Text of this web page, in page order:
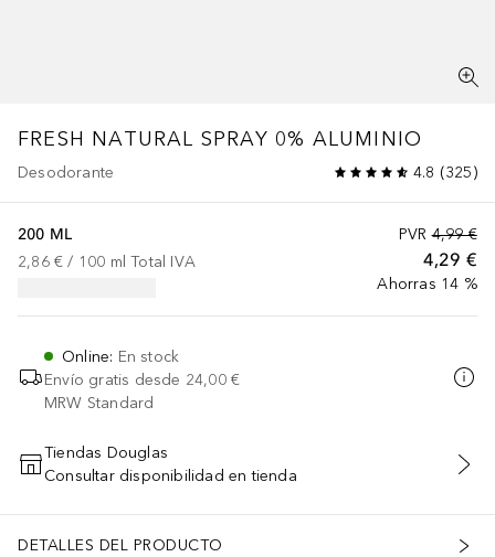
FRESH NATURAL SPRAY 0% ALUMINIO
Desodorante 4.8 (325)
PVR 4,99 €
4,29 €
Ahorras 14 %
200 ML
2,86 € / 100 ml Total IVA
Online: En stock
Envío gratis desde 24,00 €
MRW Standard
AÑADIR AL CARRITO
Tiendas Douglas
Consultar disponibilidad en tienda
DETALLES DEL PRODUCTO